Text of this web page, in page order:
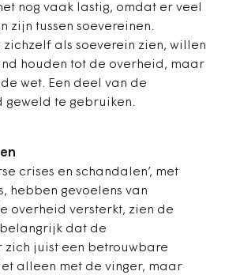
nog vaak lastig, omdat er veel
zijn tussen soevereinen.
zichzelf als soeverein zien, willen
houden tot de overheid, maar
wet. Een deel van de
geweld te gebruiken.
crises en schandalen’, met
hebben gevoelens van
overheid versterkt, zien de
dat de
juist een betrouwbare
alleen met de vinger, maar